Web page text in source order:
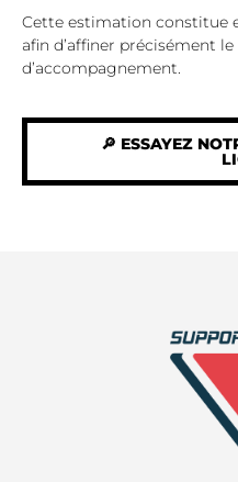
Cette estimation constitue
afin d’affiner précisément
d’accompagnement.
🔎 ESSAYEZ